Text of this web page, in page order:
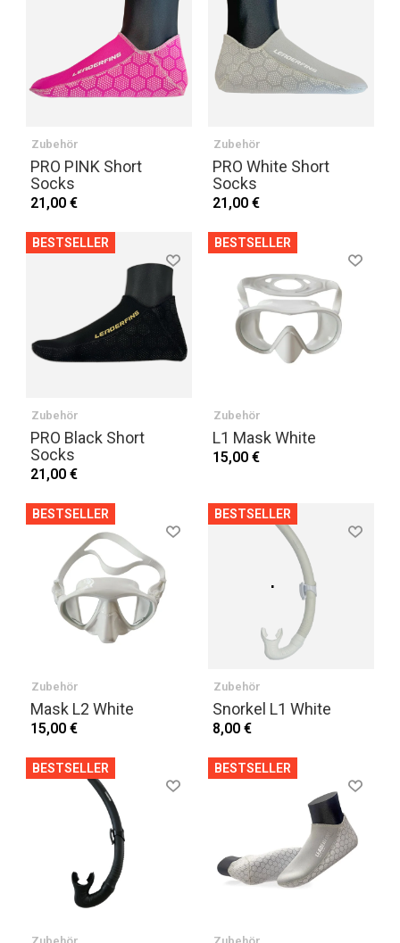
Zubehör
PRO PINK Short
Socks
21,00 €
Zubehör
PRO White Short
Socks
21,00 €
BESTSELLER
Zubehör
PRO Black Short
Socks
21,00 €
BESTSELLER
Zubehör
L1 Mask White
15,00 €
BESTSELLER
Zubehör
Mask L2 White
15,00 €
BESTSELLER
Zubehör
Snorkel L1 White
8,00 €
BESTSELLER BESTSELLER